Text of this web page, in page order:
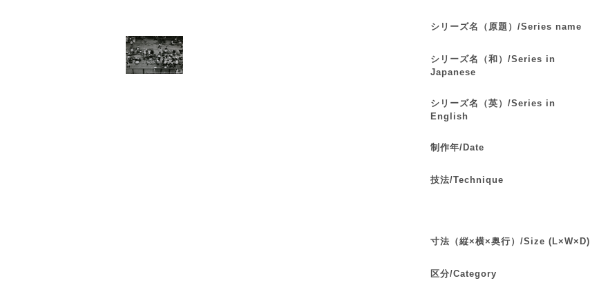
シリーズ名（原題）/Series name
シリーズ名（和）/Series in
Japanese
シリーズ名（英）/Series in
English
制作年/Date
技法/Technique
寸法（縦×横×奥行）/Size (L×W×D)
区分/Category